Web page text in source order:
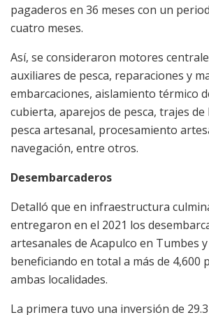
pagaderos en 36 meses con un
cuatro meses.
Así, se consideraron motores
auxiliares de pesca, reparaciones y
embarcaciones, aislamiento térmico
cubierta, aparejos de pesca, trajes de
pesca artesanal, procesamiento
navegación, entre otros.
Desembarcaderos
Detalló que en infraestructura
entregaron en el 2021 los
artesanales de Acapulco en Tumbes
beneficiando en total a más de 4,600
ambas localidades.
La primera tuvo una inversión de